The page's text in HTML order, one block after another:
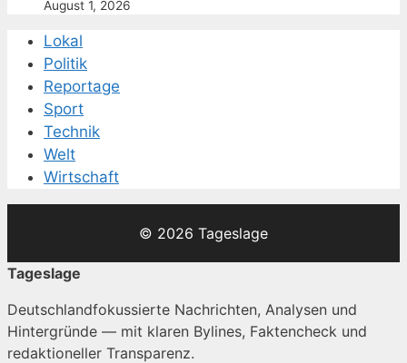
August 1, 2026
Lokal
Politik
Reportage
Sport
Technik
Welt
Wirtschaft
© 2026 Tageslage
Tageslage
Deutschlandfokussierte Nachrichten, Analysen und
Hintergründe — mit klaren Bylines, Faktencheck und
redaktioneller Transparenz.